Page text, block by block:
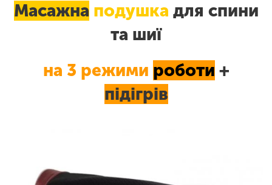
Масажна подушка для спини
та шиї
на 3 режими роботи +
підігрів